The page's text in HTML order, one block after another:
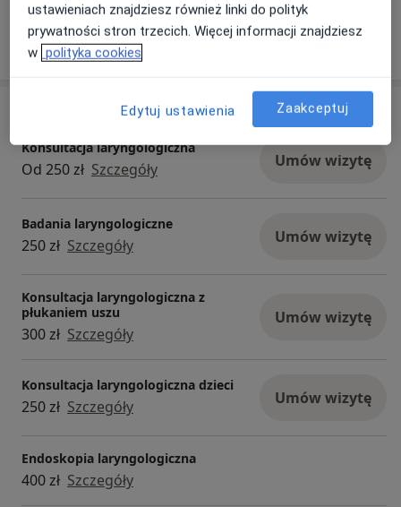
Pokaż więcej
Konsultacja laryngologiczna
Od 250 zł Szczegóły Umów wizytę
Badania laryngologiczne
250 zł Szczegóły Umów wizytę
Konsultacja laryngologiczna z
płukaniem uszu
300 zł Szczegóły
Umów wizytę
Konsultacja laryngologiczna dzieci
250 zł Szczegóły Umów wizytę
Endoskopia laryngologiczna
400 zł Szczegóły
ustawieniach znajdziesz również linki do polityk
prywatności stron trzecich. Więcej informacji znajdziesz
w polityka cookies
Edytuj ustawienia Zaakceptuj